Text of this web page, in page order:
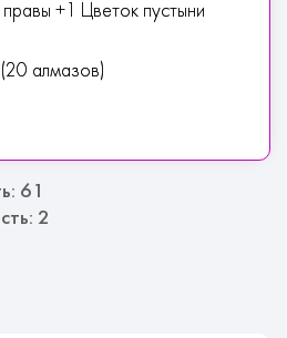
+1 Цветок пустыни
алмазов)
61
2